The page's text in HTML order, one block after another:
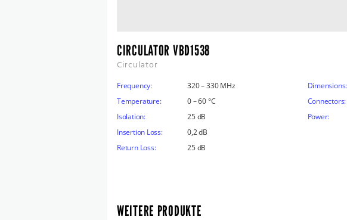
CIRCULATOR VBD1538
Circulator
Frequency:
320 – 330 MHz
Temperature:
0 – 60 °C
Isolation:
25 dB
Insertion Loss:
0,2 dB
Return Loss:
25 dB
Dimensions:
Connectors:
Power:
WEITERE PRODUKTE